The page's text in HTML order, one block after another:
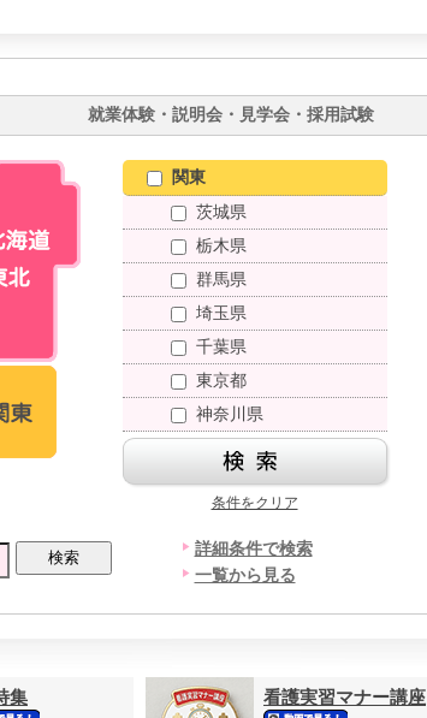
就業体験・説明会・見学会・採用試験
関東
茨城県
栃木県
群馬県
埼玉県
千葉県
東京都
神奈川県
条件をクリア
詳細条件で検索
一覧から見る
集 看護実習マナー講座